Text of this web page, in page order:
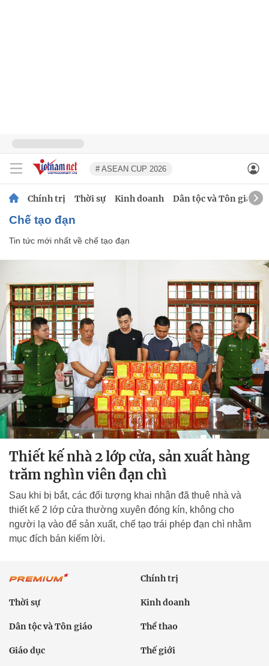
# ASEAN CUP 2026
Chính trị Thời sự Kinh doanh Dân tộc và Tôn giáo
chế tạo đạn
Tin tức mới nhất về chế tạo đạn
Thiết kế nhà 2 lớp cửa, sản xuất hàng
trăm nghìn viên đạn chì
Sau khi bị bắt, các đối tượng khai nhận đã thuê nhà và
thiết kế 2 lớp cửa thường xuyên đóng kín, không cho
người lạ vào để sản xuất, chế tạo trái phép đạn chì nhằm
mục đích bán kiếm lời.
Chính trị
Thời sự Kinh doanh
Dân tộc và Tôn giáo Thể thao
Giáo dục Thế giới